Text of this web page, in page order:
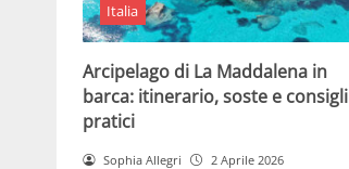
Italia
Arcipelago di La Maddalena in
barca: itinerario, soste e consigli
pratici
Sophia Allegri 2 Aprile 2026